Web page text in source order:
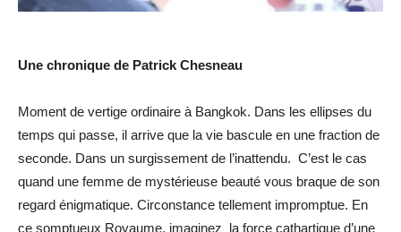
Une chronique de Patrick Chesneau
Moment de vertige ordinaire à Bangkok. Dans les ellipses du
temps qui passe, il arrive que la vie bascule en une fraction de
seconde. Dans un surgissement de l’inattendu. C’est le cas
quand une femme de mystérieuse beauté vous braque de son
regard énigmatique. Circonstance tellement impromptue. En
ce somptueux Royaume, imaginez la force cathartique d’une